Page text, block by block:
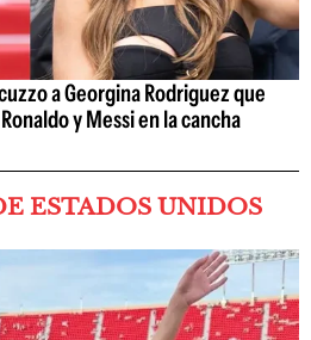
a Georgina Rodriguez que
y Messi en la cancha
ESTADOS UNIDOS